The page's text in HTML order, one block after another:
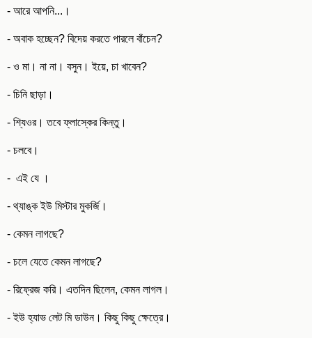
- আরে আপনি...।
- অবাক হচ্ছেন? বিদেয় করতে পারলে বাঁচেন?
- ও মা। না না। বসুন। ইয়ে, চা খাবেন?
- চিনি ছাড়া।
- শ্যিওর। তবে ফ্লাস্কের কিন্তু।
- চলবে।
- এই যে ।
- থ্যাঙ্ক ইউ মিস্টার মুকর্জি।
- কেমন লাগছে?
- চলে যেতে কেমন লাগছে?
- রিফ্রেজ করি। এতদিন ছিলেন, কেমন লাগল।
- ইউ হ্যাভ লেট মি ডাউন। কিছু কিছু ক্ষেত্রে।